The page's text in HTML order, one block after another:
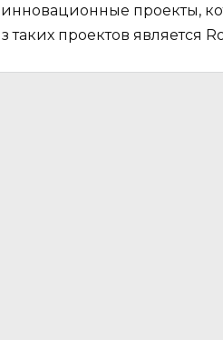
проекты,
проектов является